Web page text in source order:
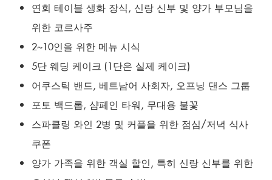
연회 테이블 생화 장식, 신랑 신부 및 양가 부모님을
위한 코르사주
2~10인을 위한 메뉴 시식
5단 웨딩 케이크 (1단은 실제 케이크)
어쿠스틱 밴드, 베트남어 사회자, 오프닝 댄스 그룹
포토 백드롭, 샴페인 타워, 무대용 불꽃
스파클링 와인 2병 및 커플을 위한 점심/저녁 식사
쿠폰
양가 가족을 위한 객실 할인, 특히 신랑 신부를 위한